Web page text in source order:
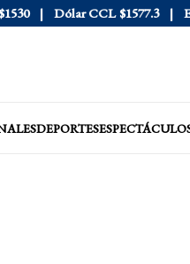
Dólar CCL $1577.3 Euro
DEPORTES